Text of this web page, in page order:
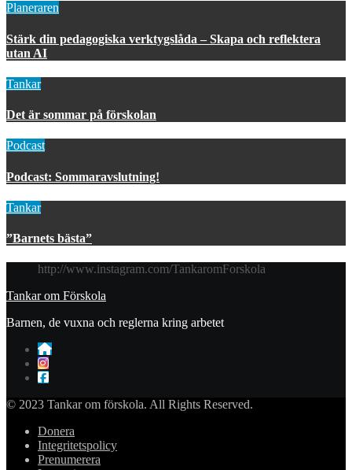
Planeraren
Stärk din pedagogiska verktygslåda – Skapa och reflektera
utan AI
Tankar
Det är sommar på förskolan
Podcast
Podcast: Sommaravslutning!
Tankar
”Barnets bästa”
http://www.instagram.com/TankaromForskola
Tankar om Förskola
Barnen, de vuxna och reglerna kring arbetet
© 2023 Tankar om förskola. All Rights Reserved.
Donera
Integritetspolicy
Prenumerera